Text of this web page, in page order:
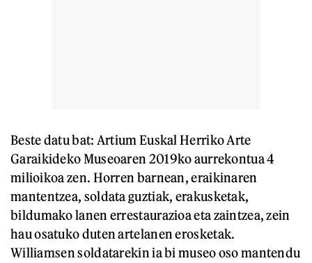
Beste datu bat: Artium Euskal Herriko Arte
Garaikideko Museoaren 2019ko aurrekontua 4
milioikoa zen. Horren barnean, eraikinaren
mantentzea, soldata guztiak, erakusketak,
bildumako lanen errestaurazioa eta zaintzea, zein
hau osatuko duten artelanen erosketak.
Williamsen soldatarekin ia bi museo oso mantendu